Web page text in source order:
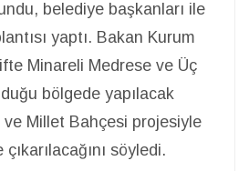
belediye başkanları ile
yaptı. Bakan Kurum
Minareli Medrese ve Üç
bölgede yapılacak
ve Millet Bahçesi projesiyle
söyledi.